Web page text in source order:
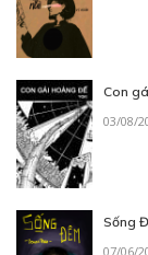
Con
03/08/
Sống
07/06/